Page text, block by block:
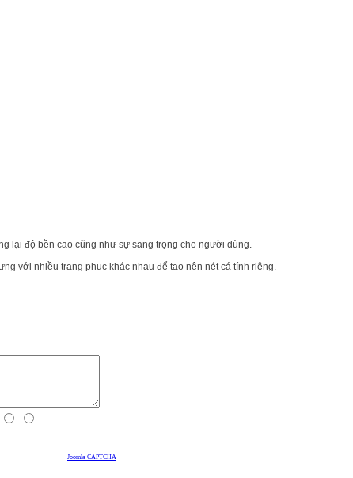
lại độ bền cao cũng như sự sang trọng cho người dùng.
với nhiều trang phục khác nhau để tạo nên nét cá tính riêng.
Joomla CAPTCHA